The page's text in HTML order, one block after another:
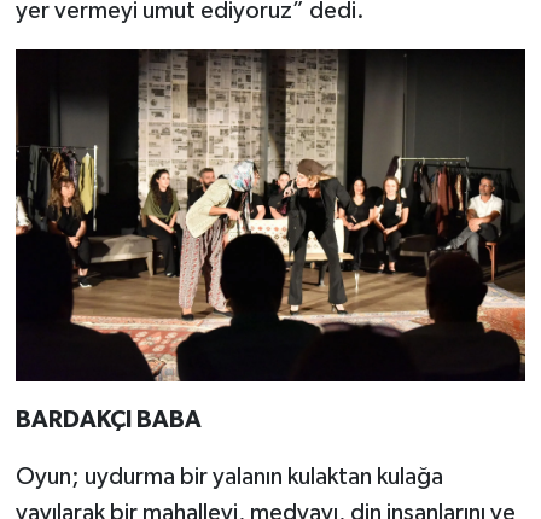
yer vermeyi umut ediyoruz” dedi.
BARDAKÇI BABA
Oyun; uydurma bir yalanın kulaktan kulağa
yayılarak bir mahalleyi, medyayı, din insanlarını ve